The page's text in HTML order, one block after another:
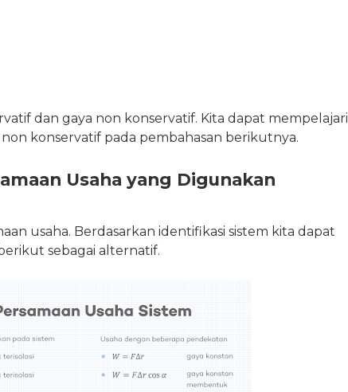
dan gaya non konservatif. Kita dapat mempelajari
konservatif pada pembahasan berikutnya.
Usaha yang Digunakan
usaha. Berdasarkan identifikasi sistem kita dapat
sebagai alternatif.